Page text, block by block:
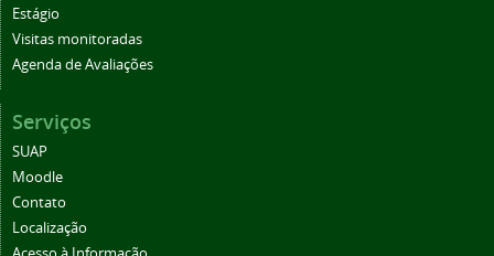
Estágio
Visitas monitoradas
Agenda de Avaliações
Serviços
SUAP
Moodle
Contato
Localização